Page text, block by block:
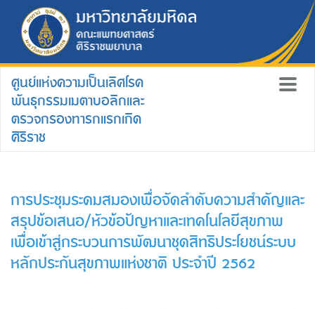
ศูนย์แห่งความเป็นเลิศโรค
พันธุกรรมเมตาบอลิกและ
ตรวจกรองทารกแรกเกิด
ศิริราช
การประชุมระดมสมองเพื่อจัดลำดับความสำคัญและ
สรุปข้อเสนอ/หัวข้อปัญหาและเทคโนโลยีสุขภาพ
เพื่อเข้าสู่กระบวนการพัฒนาชุดสิทธิประโยชน์ระบบ
หลักประกันสุขภาพแห่งชาติ ประจำปี 2562